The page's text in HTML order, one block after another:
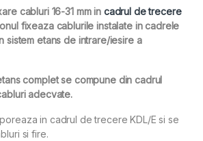
cabluri 16-31 mm in cadrul de trecere
fixeaza cablurile instalate in cadrele
sistem etans de intrare/iesire a
complet se compune din cadrul
adecvate.
in cadrul de trecere KDL/E si se
si fire.